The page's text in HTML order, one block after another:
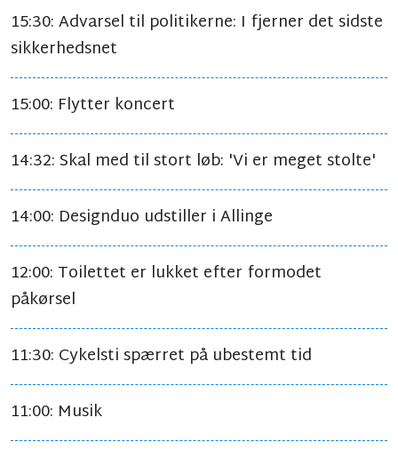
15:30: Advarsel til politikerne: I fjerner det sidste
sikkerhedsnet
15:00: Flytter koncert
14:32: Skal med til stort løb: 'Vi er meget stolte'
14:00: Designduo udstiller i Allinge
12:00: Toilettet er lukket efter formodet
påkørsel
11:30: Cykelsti spærret på ubestemt tid
11:00: Musik